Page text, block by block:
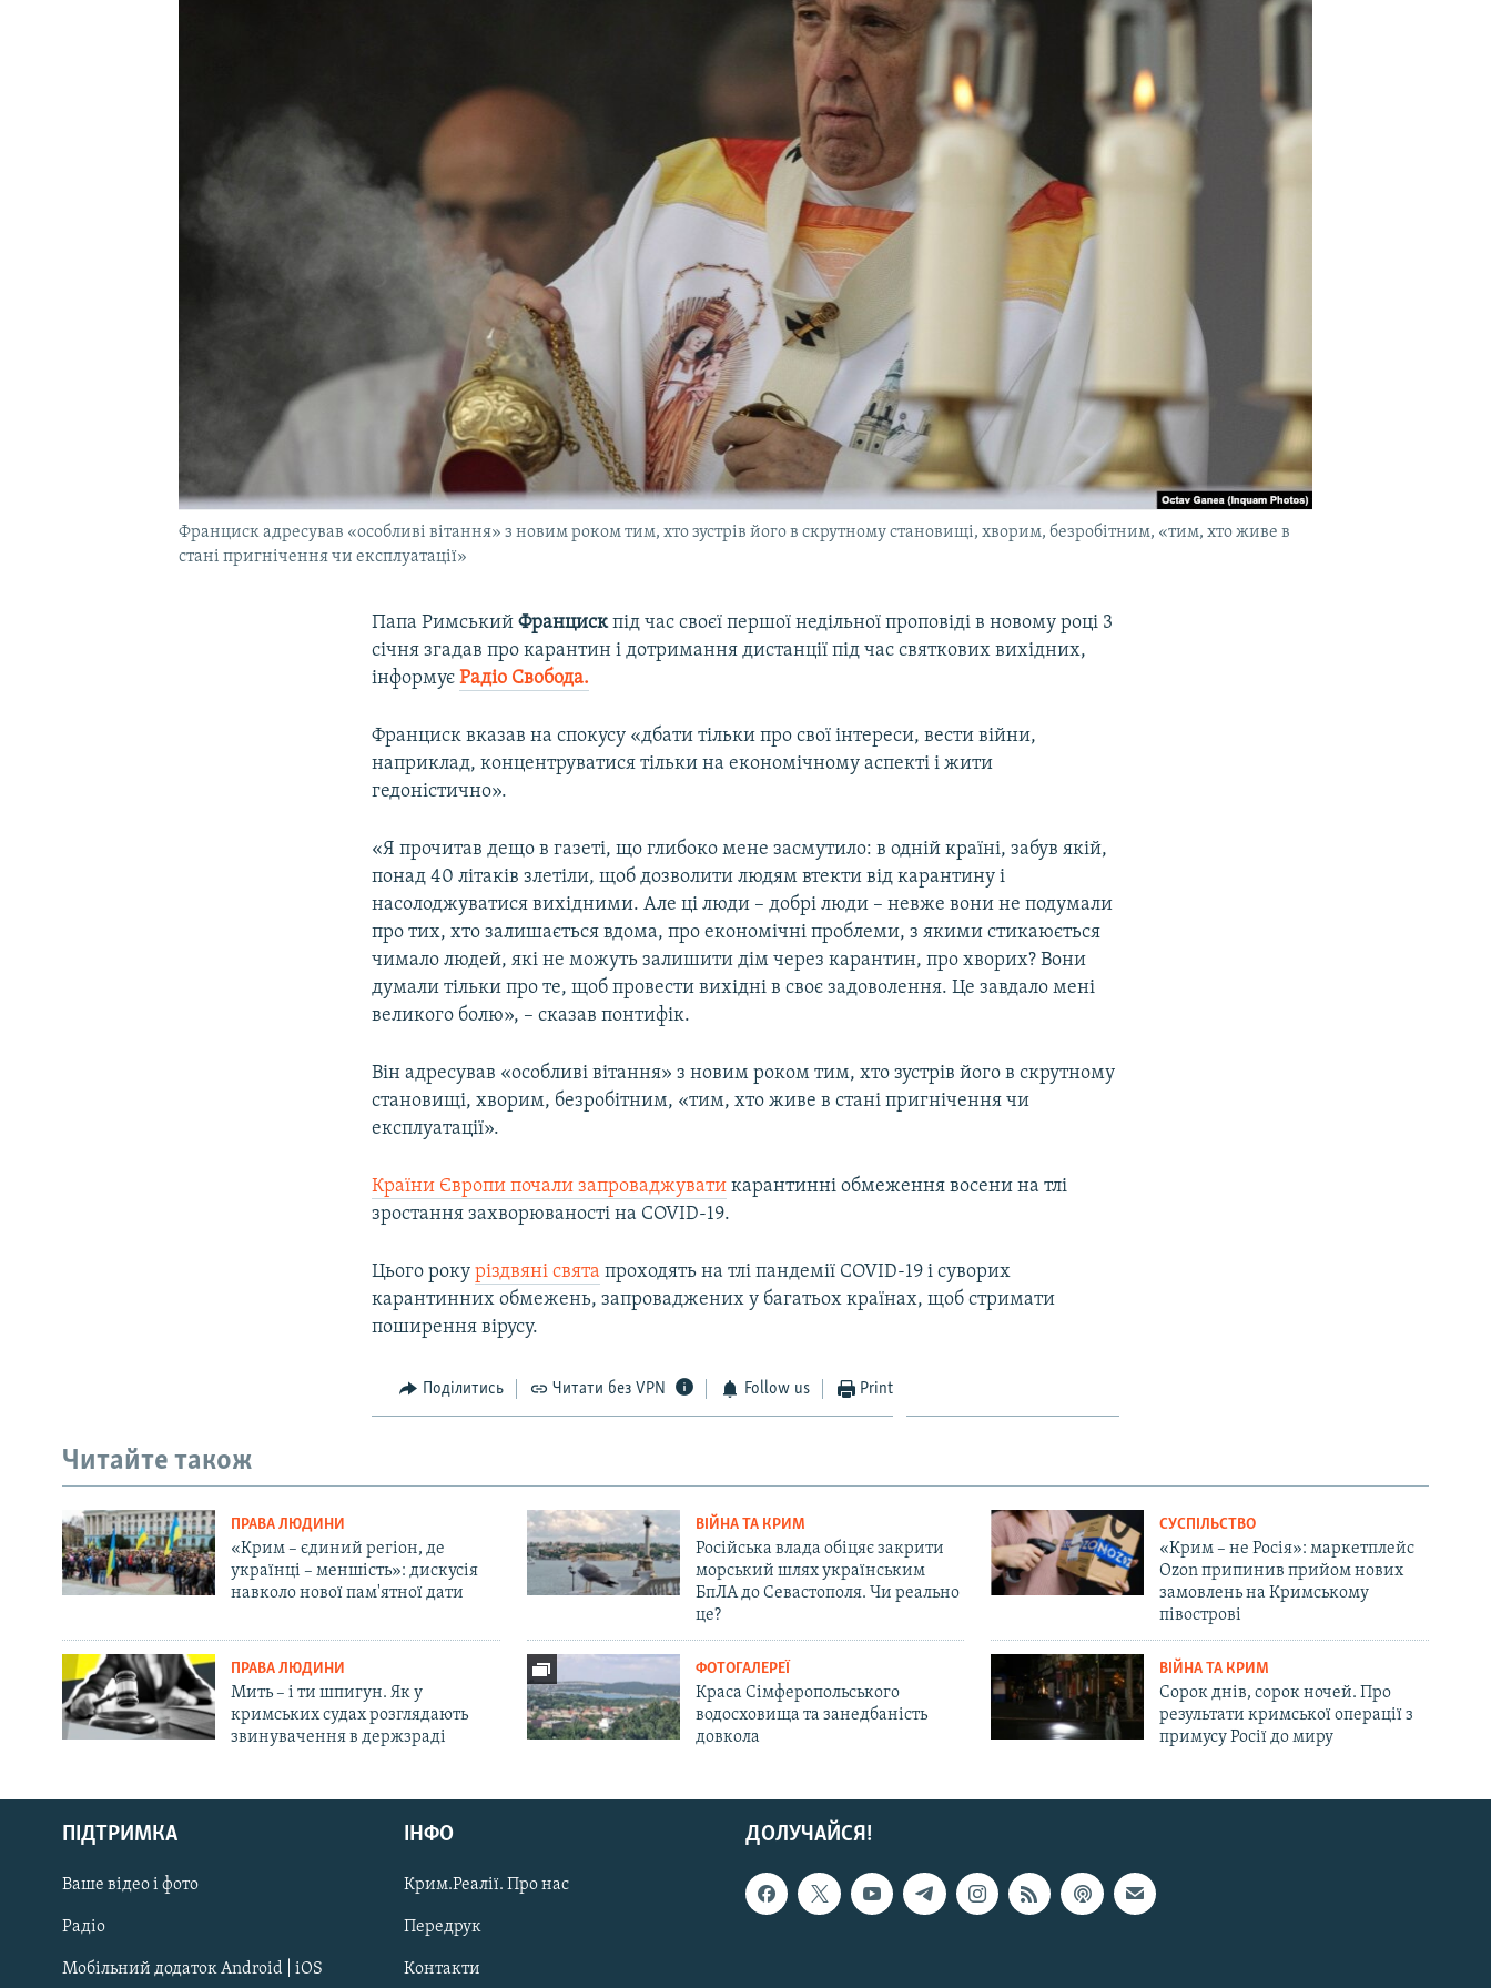
Русский
Qırımtatar
ДОЛУЧАЙСЯ!
Франциск адресував «особливі вітання» з новим роком тим, хто зустрів його в скрутному становищі, хворим, безробітним, «тим, хто живе в
стані пригнічення чи експлуатації»
Папа РимськийФранцискпід час своєї першої недільної проповіді в новому році 3
січня згадав про карантин і дотримання дистанції під час святкових вихідних,
інформуєРадіо Свобода.
Франциск вказав на спокусу «дбати тільки про свої інтереси, вести війни,
наприклад, концентруватися тільки на економічному аспекті і жити
гедоністично».
«Я прочитав дещо в газеті, що глибоко мене засмутило: в одній країні, забув якій,
понад 40 літаків злетіли, щоб дозволити людям втекти від карантину і
насолоджуватися вихідними. Але ці люди – добрі люди – невже вони не подумали
про тих, хто залишається вдома, про економічні проблеми, з якими стикаюється
чимало людей, які не можуть залишити дім через карантин, про хворих? Вони
думали тільки про те, щоб провести вихідні в своє задоволення. Це завдало мені
великого болю», – сказав понтифік.
Він адресував «особливі вітання» з новим роком тим, хто зустрів його в скрутному
становищі, хворим, безробітним, «тим, хто живе в стані пригнічення чи
експлуатації».
Країни Європи почали запроваджувати карантинні обмеження восени на тлі
зростання захворюваності на COVID-19.
Цього рокуріздвяні свята проходять на тлі пандемії COVID-19 і суворих
карантинних обмежень, запроваджених у багатьох країнах, щоб стримати
поширення вірусу.
Поділитись Читати без VPN Follow us Print
Читайте також
ПРАВА ЛЮДИНИ
«Крим – єдиний регіон, де
українці – меншість»: дискусія
навколо нової пам'ятної дати
ВІЙНА ТА КРИМ
Російська влада обіцяє закрити
морський шлях українським
БпЛА до Севастополя. Чи реально
це?
СУСПІЛЬСТВО
«Крим – не Росія»: маркетплейс
Ozon припинив прийом нових
замовлень на Кримському
півострові
ПРАВА ЛЮДИНИ
Мить – і ти шпигун. Як у
кримських судах розглядають
звинувачення в держзраді
ФОТОГАЛЕРЕЇ
Краса Сімферопольського
водосховища та занедбаність
довкола
ВІЙНА ТА КРИМ
Сорок днів, сорок ночей. Про
результати кримської операції з
примусу Росії до миру
ДОЛУЧАЙСЯ!
ПІДТРИМКА
Ваше відео і фото
Радіо
Мобільний додаток Android | iOS
ІНФО
Крим.Реалії. Про нас
Передрук
Контакти